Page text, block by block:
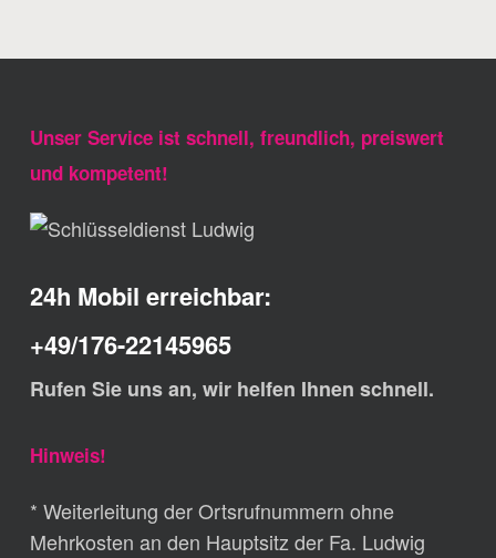
Unser Service ist schnell, freundlich, preiswert
und kompetent!
24h Mobil erreichbar:
+49/176-22145965
Rufen Sie uns an, wir helfen Ihnen schnell.
Hinweis!
* Weiterleitung der Ortsrufnummern ohne
Mehrkosten an den Hauptsitz der Fa. Ludwig